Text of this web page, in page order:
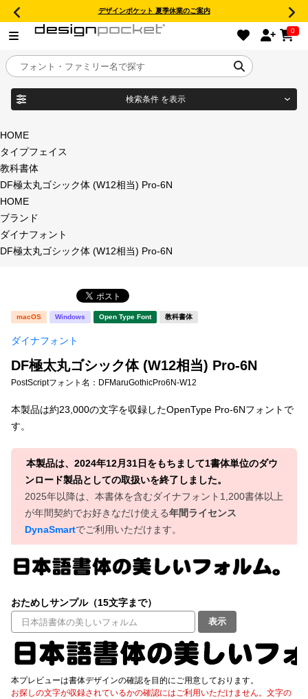
デザインポケット 夏季休業のご案内
0
目的別フォントガイド
特集
年間ライセンス商品
新着一覧
カート
マイページ
お気に入り
ご利用ガイド
よくあるご質問
お問い合わせ
検索条件 を表示
商品名
フォント形式
タイプフェイス
明朝体
角ゴシック
宋朝体
教科書体 行書体
江戸文字 デザイン毛筆
すべてを表示
太さ・ウェイト
文字種類
HOME
タイプフェイス
教科書体
DF極太丸ゴシック体 (W12相当) Pro-6N
HOME
ブランド
ダイナフォント
DF極太丸ゴシック体 (W12相当) Pro-6N
macOS Windows Open Type Font 教科書体
ダイナフォント
DF極太丸ゴシック体 (W12相当) Pro-6N
PostScriptフォント名： DFMaruGothicPro6N-W12
本製品は約23,000の文字を収録したOpenType Pro-6Nフォントで
す。
本製品は、2024年12月31日をもちまして1書体単位のダウ
ンロード製品としての取扱いを終了しました。
2025年以降は、本書体を含むダイナフォント1,200書体以上
が年間契約でお好きなだけ使える年間ライセンス
DynaSmartでご利用いただけます。
おためしサンプル（15文字まで）
表示
本プレビューは書体デザインの確認を目的にご用意しております。
お探しの文字が収録されているかの確認にはご利用いただけません。文字の